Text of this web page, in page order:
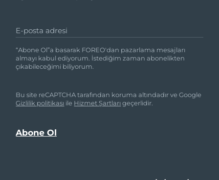
E-posta adresi
“Abone Ol”a basarak FOREO'dan pazarlama mesajları
almayı kabul ediyorum. İstediğim zaman abonelikten
çıkabileceğimi biliyorum.
Bu site reCAPTCHA tarafından koruma altındadır ve Google
Gizlilik politikası ile Hizmet Şartlarıgeçerlidir.